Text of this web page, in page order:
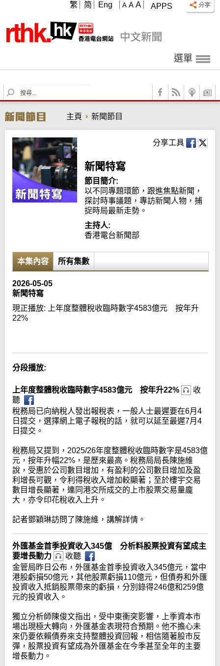
APPS
A A A
繁 简 Eng
選單
S
e
r
c
h
主頁 新聞節目
分享工具
新聞特寫
節目簡介:
以不同專題環節，跟進焦點新聞，
探討時事議題，專訪新聞人物，捕
捉時局最新走勢。
主持人:
香港電台新聞部
本集內容 所有集數
2026-05-05
新聞特寫
現正播放:
上年度整體稅收臨時數字4583億元 按年升
22%
分段播放:
上年度整體稅收臨時數字4583億元 按年升22%
收
聽
稅務局已向納稅人發出報稅表，一般人士最遲要在6月4
日提交，選擇網上電子報稅的話，就可以延至最遲7月4
日提交。
稅務局又提到，2025/26年度整體稅收臨時數字是4583億
元，按年升幅22%，是歷來最高。稅務局局長陳施維
說，受惠於公司數目增加，有盈利的公司數目增加及盈
利增長可觀，令利得稅收入增加較顯著；至於樓宇交易
數目增長顯著，連同港交所成交的上市股票交易量龐
大，亦令印花稅收入上升。
記者鄧穎琳訪問了陳施維，講解詳情。
外匯基金首季投資收入345億 分析料股票投資有望成主
要增長動力
收聽
金管局昨日公布，外匯基金首季投資收入345億元，當中
港股虧損50億元，其他股票虧損110億元，但債券和外匯
投資收入抵銷股票帶來的虧損，分別錄得246億和259億
元的投資收入。
獨立分析師陳俊文指出，受中東衝突影響，上季資本市
場出現極大轉向，外匯基金表現符合預期。他不擔心未
來仍要依賴債券來支持整體投資回報，相信隨著股市反
彈，股票投資有望成為外匯基金在今季甚至全年的主要
增長動力。